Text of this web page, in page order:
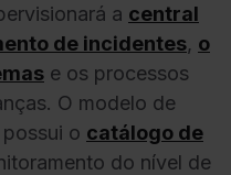
a central
de incidentes, o
e os processos
O modelo de
o catálogo de
do nível de